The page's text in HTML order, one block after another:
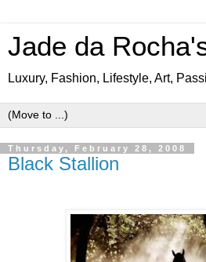
Jade da
Luxury, Fashion, Lifestyle, Art,
Thursday, February 28, 2008
Black Stallion